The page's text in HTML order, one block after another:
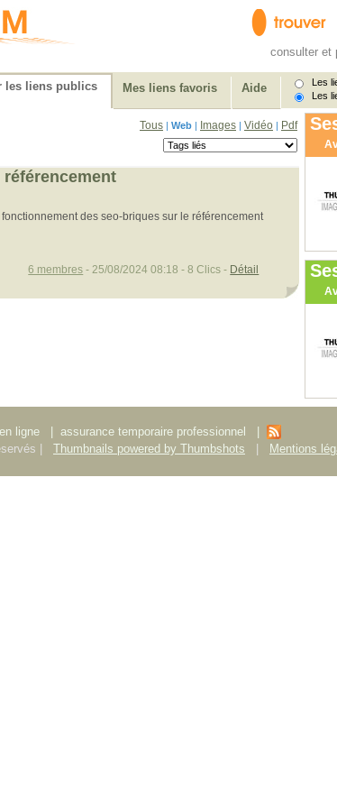
consulter et
les liens publics Mes liens favoris Aide
Les
Les
Tous | Web | Images | Vidéo | Pdf
des seo-briques sur le référencement
6 membres - 25/08/2024 08:18 - 8 Clics - Détail
ligne assurance temporaire professionnel
|
Thumbnails powered by Thumbshots Mentions